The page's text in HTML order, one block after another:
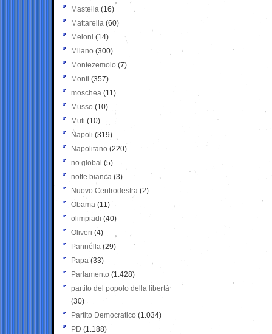
Mastella (16)
Mattarella (60)
Meloni (14)
Milano (300)
Montezemolo (7)
Monti (357)
moschea (11)
Musso (10)
Muti (10)
Napoli (319)
Napolitano (220)
no global (5)
notte bianca (3)
Nuovo Centrodestra (2)
Obama (11)
olimpiadi (40)
Oliveri (4)
Pannella (29)
Papa (33)
Parlamento (1.428)
partito del popolo della libertà
(30)
Partito Democratico (1.034)
PD (1.188)